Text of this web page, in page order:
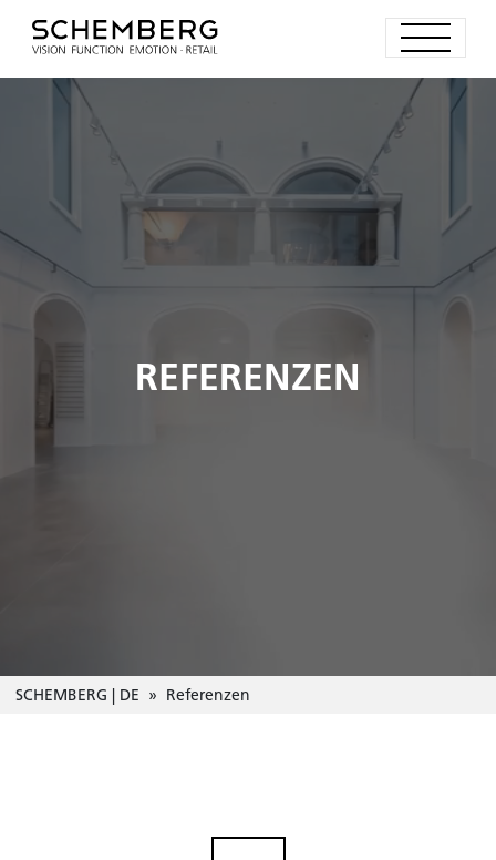
REFERENZEN
SCHEMBERG | DE Referenzen